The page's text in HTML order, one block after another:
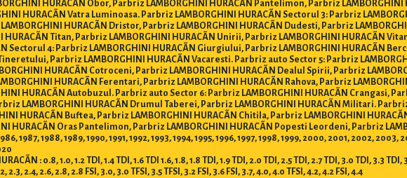
HURACÃN Obor, Parbriz LAMBORGHINI HURACÃN Pantelimon, Parbriz LAMBORGHINI
HURACÃN Vatra Luminoasa. Parbriz LAMBORGHINI HURACÃN Sectorul 3: Parbriz
HURACÃN Dristor, Parbriz LAMBORGHINI HURACÃN Dudesti, Parbriz
Titan, Parbriz LAMBORGHINI HURACÃN Unirii, Parbriz LAMBORGHINI HURACÃN
Sectorul 4: Parbriz LAMBORGHINI HURACÃN Giurgiului, Parbriz LAMBORGHINI HURACÃN
Parbriz LAMBORGHINI HURACÃN Vacaresti. Parbriz auto Sector 5: Parbriz
HURACÃN Cotroceni, Parbriz LAMBORGHINI HURACÃN Dealul Spirii, Parbriz
HURACÃN Ferentari, Parbriz LAMBORGHINI HURACÃN Rahova, Parbriz
HURACÃN Autobuzul. Parbriz auto Sector 6: Parbriz LAMBORGHINI HURACÃN Crangasi,
LAMBORGHINI HURACÃN Drumul Taberei, Parbriz LAMBORGHINI HURACÃN Militari.
HURACÃN Buftea, Parbriz LAMBORGHINI HURACÃN Chitila, Parbriz LAMBORGHINI
HURACÃN Oras Pantelimon, Parbriz LAMBORGHINI HURACÃN Popesti Leordeni, Parbriz
1988, 1989, 1990, 1991, 1992, 1993, 1994, 1995, 1996, 1997, 1998, 1999, 2000, 2001, 2002,
: 0.8, 1.0, 1.2 TDI, 1.4 TDI, 1.6 TDI 1.6, 1.8, 1.8 TDI, 1.9 TDI, 2.0 TDI, 2.5 TDI, 2.7 TDI, 3.0 TDI, 3.3 TDI,
2.3, 2.4, 2.6, 2.8, 2.8 FSI, 3.0, 3.0 TFSI, 3.5 TFSI, 3.2 FSI, 3.6 FSI, 3.7, 4.0, 4.0 TFSI, 4.2, 4.2 FSI, 4.4